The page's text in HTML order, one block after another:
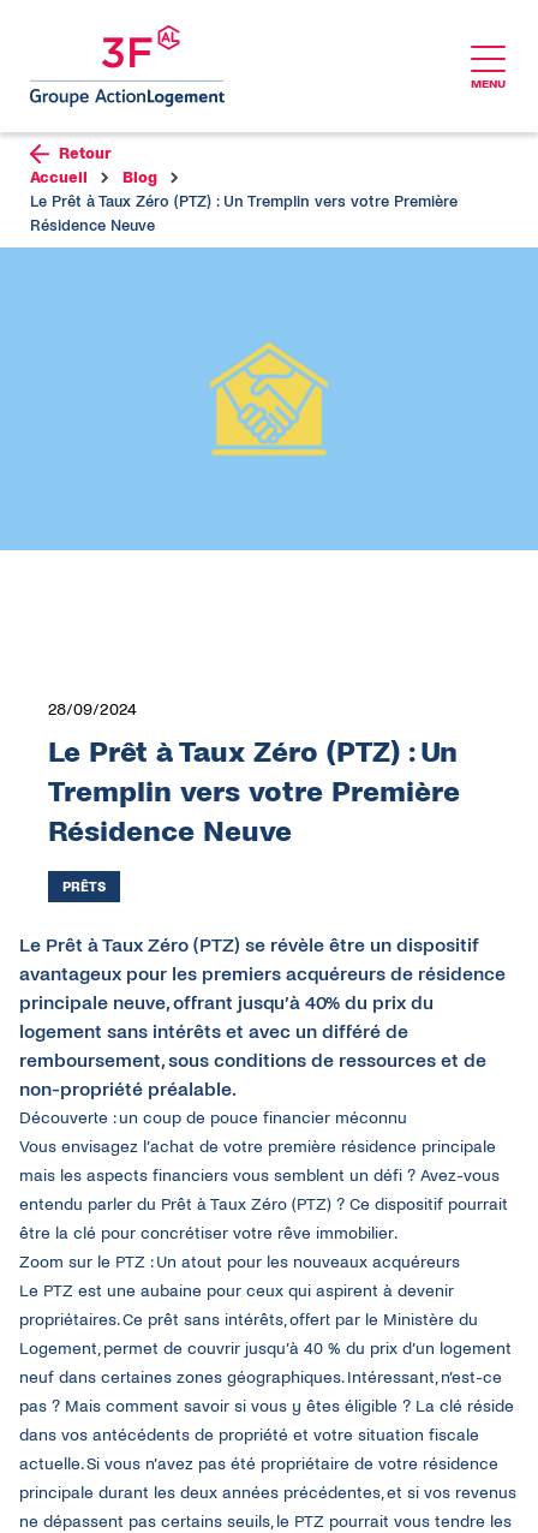
Aller au contenu
MENU
Retour
Accueil
Blog
Le Prêt à Taux Zéro (PTZ) : Un Tremplin vers votre Première
Résidence Neuve
28/09/2024
Le Prêt à Taux Zéro (PTZ) : Un
Tremplin vers votre Première
Résidence Neuve
PRÊTS
Le Prêt à Taux Zéro (PTZ) se révèle être un dispositif
avantageux pour les premiers acquéreurs de résidence
principale neuve, offrant jusqu’à 40% du prix du
logement sans intérêts et avec un différé de
remboursement, sous conditions de ressources et de
non-propriété préalable.
Découverte : un coup de pouce financier méconnu
Vous envisagez l’achat de votre première résidence principale
mais les aspects financiers vous semblent un défi ? Avez-vous
entendu parler du Prêt à Taux Zéro (PTZ) ? Ce dispositif pourrait
être la clé pour concrétiser votre rêve immobilier.
Zoom sur le PTZ : Un atout pour les nouveaux acquéreurs
Le PTZ est une aubaine pour ceux qui aspirent à devenir
propriétaires. Ce prêt sans intérêts,offert par le Ministère du
Logement, permet de couvrir jusqu’à 40 % du prix d’un logement
neuf dans certaines zones géographiques. Intéressant, n’est-ce
pas ? Mais comment savoir si vous y êtes éligible ? La clé réside
dans vos antécédents de propriété et votre situation fiscale
actuelle. Si vous n’avez pas été propriétaire de votre résidence
principale durant les deux années précédentes, et si vos revenus
ne dépassent pas certains seuils, le PTZ pourrait vous tendre les